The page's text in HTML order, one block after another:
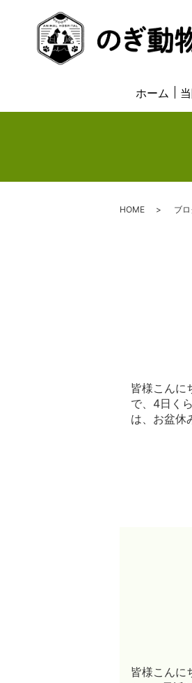
ホーム
HOME ブ
皆様こんに
で、4日く
は、お盆休
皆様こんに